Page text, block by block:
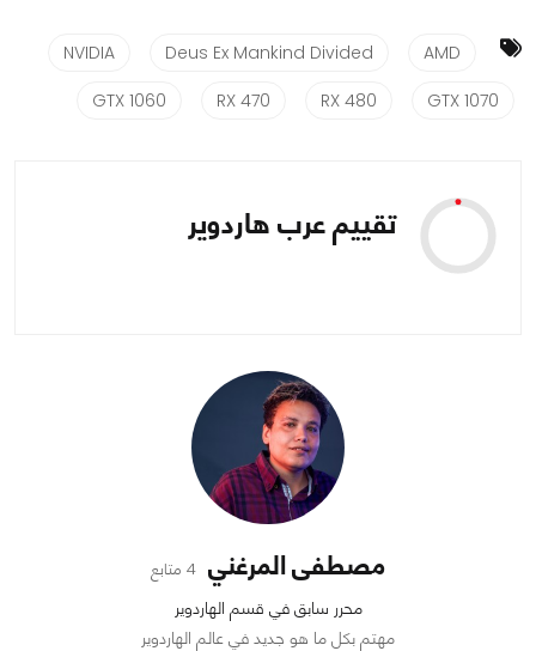
AMD
Deus Ex Mankind Divided
NVIDIA
GTX 1070
RX 480
RX 470
GTX 1060
تقييم عرب هاردوير
مصطفى المرغني 4 متابع
محرر سابق في قسم الهاردوير
مهتم بكل ما هو جديد في عالم الهاردوير